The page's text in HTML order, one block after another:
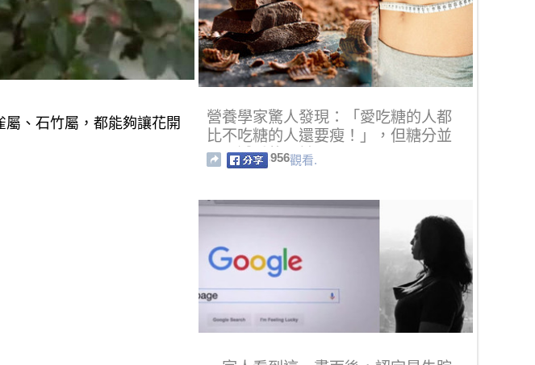
、石竹屬，都能夠讓花開
營養學家驚人發現：「愛吃糖的人都
比不吃糖的人還要瘦！」，但糖分並
不是減重的關鍵！
956觀看.